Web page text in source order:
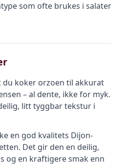
som ofte brukes i salater
du koker orzoen til akkurat
– al dente, ikke for myk.
litt tyggbar tekstur i
en god kvalitets Dijon-
Det gir den en deilig,
og en kraftigere smak enn